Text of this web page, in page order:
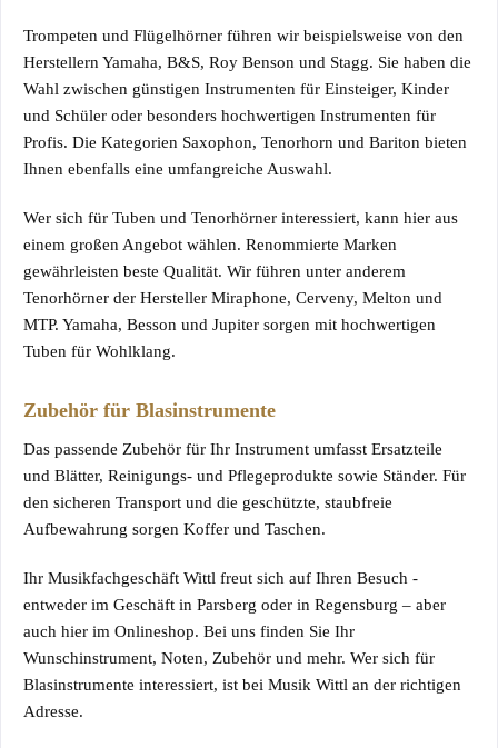
Trompeten und Flügelhörner führen wir beispielsweise von den
Herstellern Yamaha, B&S, Roy Benson und Stagg. Sie haben die
Wahl zwischen günstigen Instrumenten für Einsteiger, Kinder
und Schüler oder besonders hochwertigen Instrumenten für
Profis. Die Kategorien Saxophon, Tenorhorn und Bariton bieten
Ihnen ebenfalls eine umfangreiche Auswahl.
Wer sich für Tuben und Tenorhörner interessiert, kann hier aus
einem großen Angebot wählen. Renommierte Marken
gewährleisten beste Qualität. Wir führen unter anderem
Tenorhörner der Hersteller Miraphone, Cerveny, Melton und
MTP. Yamaha, Besson und Jupiter sorgen mit hochwertigen
Tuben für Wohlklang.
Zubehör für Blasinstrumente
Das passende Zubehör für Ihr Instrument umfasst Ersatzteile
und Blätter, Reinigungs- und Pflegeprodukte sowie Ständer. Für
den sicheren Transport und die geschützte, staubfreie
Aufbewahrung sorgen Koffer und Taschen.
Ihr Musikfachgeschäft Wittl freut sich auf Ihren Besuch -
entweder im Geschäft in Parsberg oder in Regensburg – aber
auch hier im Onlineshop. Bei uns finden Sie Ihr
Wunschinstrument, Noten, Zubehör und mehr. Wer sich für
Blasinstrumente interessiert, ist bei Musik Wittl an der richtigen
Adresse.